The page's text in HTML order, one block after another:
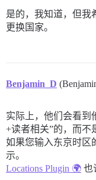
是的，我知道，但我
更换国家。
Benjamin_D
实际上，他们会看到
+读者相关”的，而不
如果您输入东京时区
示。
Locations Plugin 🌍 也